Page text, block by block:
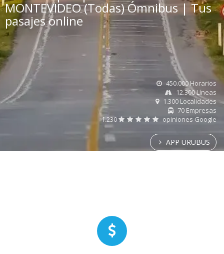
MONTEVIDEO (Todas) Ómnibus | Tus
pasajes online
450.000 Horarios
12.300 Líneas
1.300 Localidades
70 Empresas
1.230
opiniones Google
APP URUBUS